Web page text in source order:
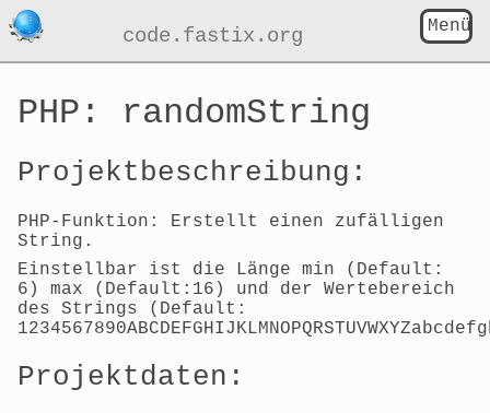
code.fastix.org Menü
PHP: randomString
Projektbeschreibung:
PHP-Funktion: Erstellt einen zufälligen
String.
Einstellbar ist die Länge min (Default:
6) max (Default:16) und der Wertebereich
des Strings (Default:
Projektdaten: